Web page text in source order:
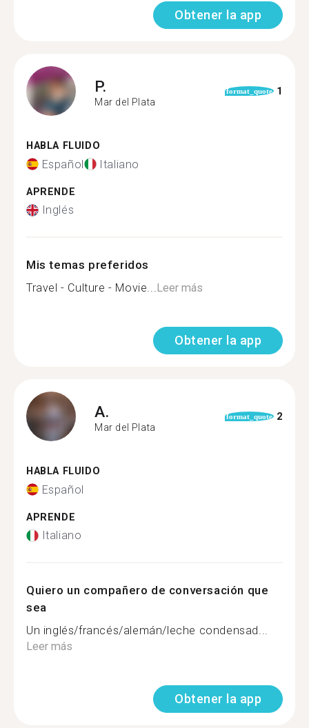
Obtener la app
P.
Mar del Plata
format_quote 1
HABLA FLUIDO
Español Italiano
APRENDE
Inglés
Mis temas preferidos
Travel - Culture - Movie...Leer más
Obtener la app
A.
Mar del Plata
format_quote 2
HABLA FLUIDO
Español
APRENDE
Italiano
Quiero un compañero de conversación que
sea
Un inglés/francés/alemán/leche condensad...
Leer más
Obtener la app